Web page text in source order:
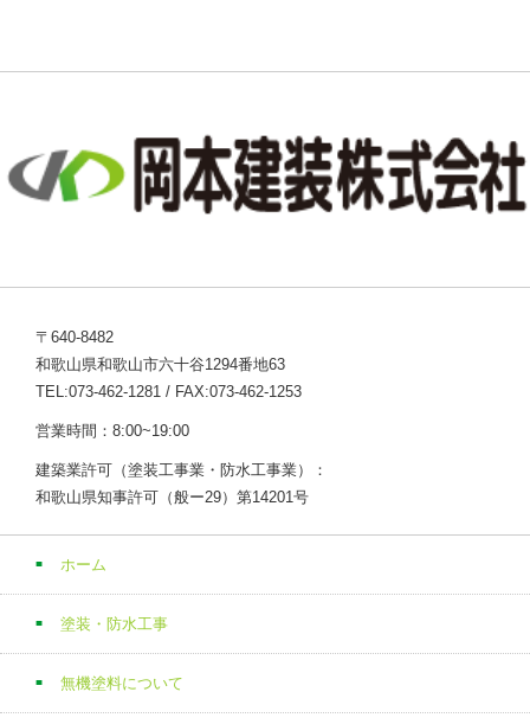
〒640-8482
和歌山県和歌山市六十谷1294番地63
TEL:073-462-1281 / FAX:073-462-1253
営業時間：8:00~19:00
建築業許可（塗装工事業・防水工事業）：
和歌山県知事許可（般ー29）第14201号
ホーム
塗装・防水工事
無機塗料について